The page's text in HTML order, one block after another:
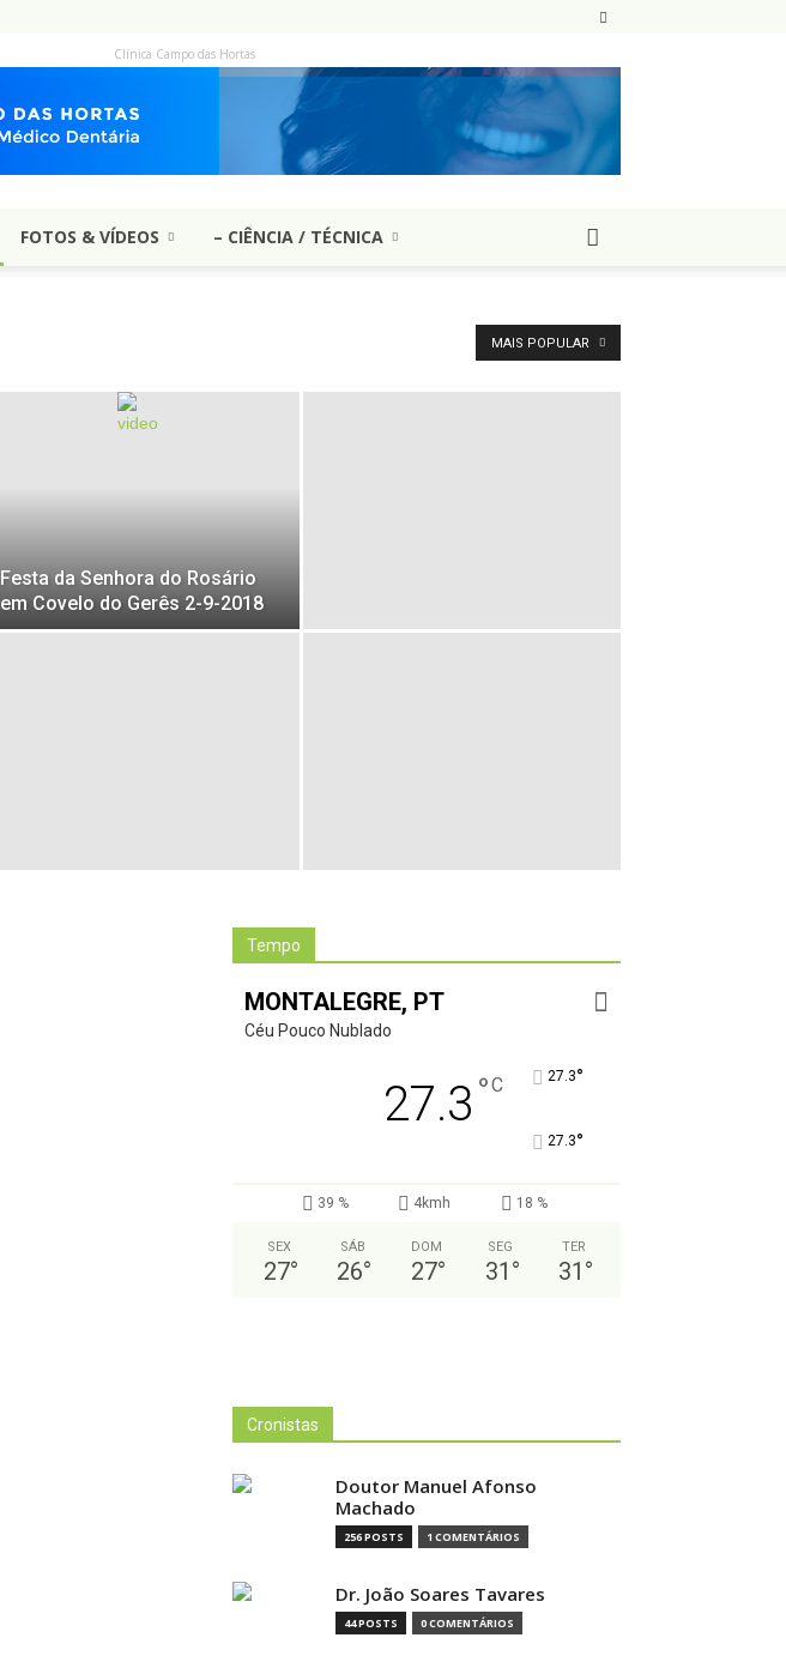
Clínica Campo das Hortas
FOTOS & VÍDEOS – CIÊNCIA / TÉCNICA
MAIS POPULAR
Festa da Senhora do Rosário
em Covelo do Gerês 2-9-2018
Tempo
MONTALEGRE, PT
Céu Pouco Nublado
27.3 °C 27.3°
27.3°
39 % 4kmh 18 %
SEX
27°
SÁB
26°
DOM
27°
SEG
31 °
TER
31 °
Cronistas
Doutor Manuel Afonso
Machado
256 POSTS 1 COMENTÁRIOS
Dr. João Soares Tavares
44 POSTS 0 COMENTÁRIOS